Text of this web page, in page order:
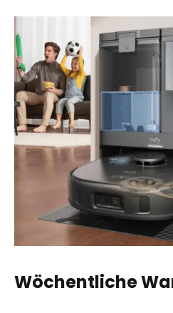
Wöchentliche